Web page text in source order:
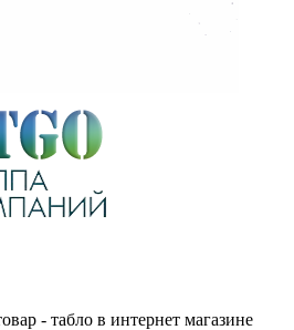
- табло в интернет магазине